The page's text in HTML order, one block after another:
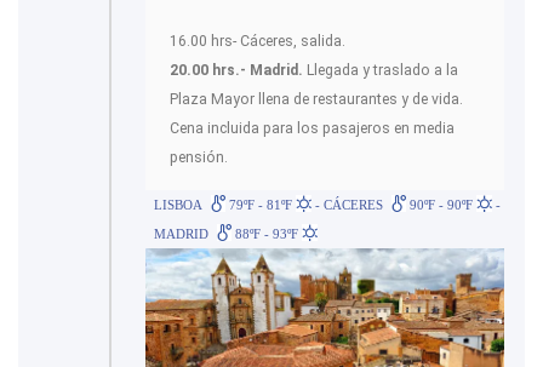
16.00 hrs- Cáceres, salida.
20.00 hrs.- Madrid. Llegada y traslado a la
Plaza Mayor llena de restaurantes y de vida.
Cena incluida para los pasajeros en media
pensión.
LISBOA 79ºF - 81ºF - CÁCERES 90ºF - 90ºF
-
MADRID
88ºF - 93ºF